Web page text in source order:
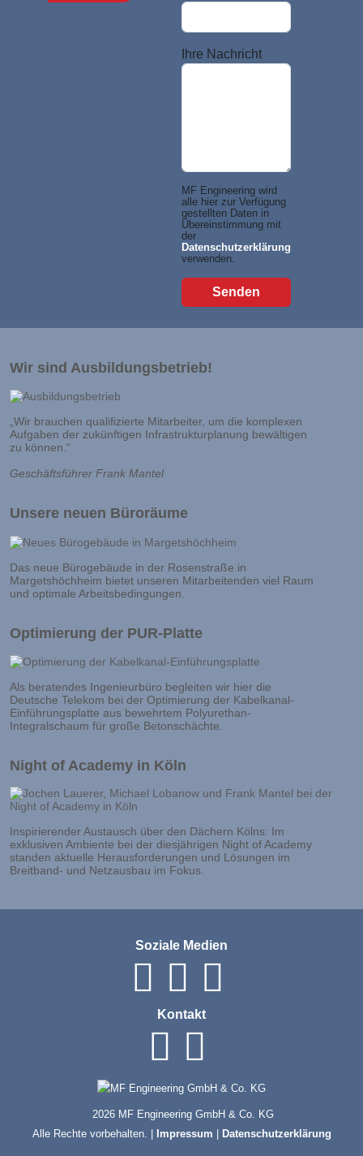
Ihre Nachricht
MF Engineering wird
alle hier zur Verfügung
gestellten Daten in
Übereinstimmung mit
der
Datenschutzerklärung
verwenden.
Wir sind Ausbildungsbetrieb!
„Wir brauchen qualifizierte Mitarbeiter, um die komplexen
Aufgaben der zukünftigen Infrastrukturplanung bewältigen
zu können.“
Geschäftsführer Frank Mantel
Unsere neuen Büroräume
Das neue Bürogebäude in der Rosenstraße in
Margetshöchheim bietet unseren Mitarbeitenden viel Raum
und optimale Arbeitsbedingungen.
Optimierung der PUR-Platte
Als beratendes Ingenieurbüro begleiten wir hier die
Deutsche Telekom bei der Optimierung der Kabelkanal-
Einführungsplatte aus bewehrtem Polyurethan-
Integralschaum für große Betonschächte.
Night of Academy in Köln
Inspirierender Austausch über den Dächern Kölns: Im
exklusiven Ambiente bei der diesjährigen Night of Academy
standen aktuelle Herausforderungen und Lösungen im
Breitband- und Netzausbau im Fokus.
Soziale Medien
Kontakt
2026 MF Engineering GmbH & Co. KG
Alle Rechte vorbehalten. |
Impressum Datenschutzerklärung